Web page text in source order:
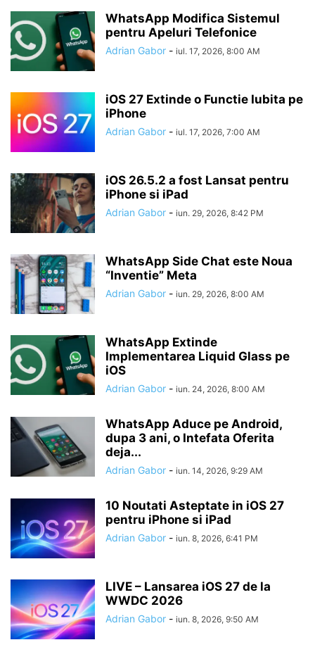
WhatsApp Modifica Sistemul
pentru Apeluri Telefonice
Adrian Gabor - iul. 17, 2026, 8:00 AM
iOS 27 Extinde o Functie Iubita pe
iPhone
Adrian Gabor - iul. 17, 2026, 7:00 AM
iOS 26.5.2 a fost Lansat pentru
iPhone si iPad
Adrian Gabor - iun. 29, 2026, 8:42 PM
WhatsApp Side Chat este Noua
“Inventie” Meta
Adrian Gabor - iun. 29, 2026, 8:00 AM
WhatsApp Extinde
Implementarea Liquid Glass pe
iOS
Adrian Gabor - iun. 24, 2026, 8:00 AM
WhatsApp Aduce pe Android,
dupa 3 ani, o Intefata Oferita
deja...
Adrian Gabor - iun. 14, 2026, 9:29 AM
10 Noutati Asteptate in iOS 27
pentru iPhone si iPad
Adrian Gabor - iun. 8, 2026, 6:41 PM
LIVE – Lansarea iOS 27 de la
WWDC 2026
Adrian Gabor - iun. 8, 2026, 9:50 AM